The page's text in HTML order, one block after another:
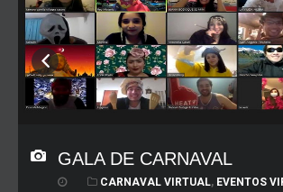
GALA DE CARNAVAL
CARNAVAL VIRTUAL, EVENTOS